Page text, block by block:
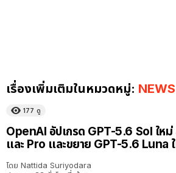
เรื่องเพิ่มเติมในหมวดหมู่: NEWS
177 ดู
OpenAI อัปเกรด GPT-5.6 Sol ใหม่
และ Pro และขยาย GPT-5.6 Luna
โดย Nattida Suriyodara